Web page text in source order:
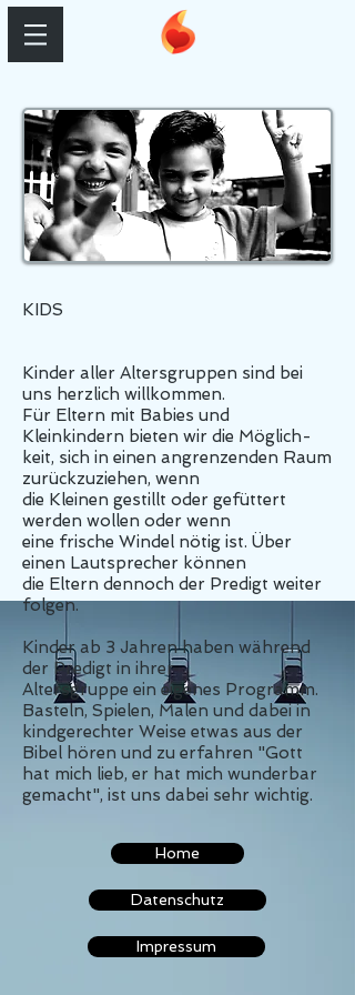
KIDS
Kinder aller Altersgruppen sind bei
uns herzlich willkommen.
Für Eltern mit Babies und
Kleinkindern bieten wir die Möglich-
keit, sich in einen angrenzenden Raum
zurückzuziehen, wenn
die Kleinen gestillt oder gefüttert
werden wollen oder wenn
eine frische Windel nötig ist. Über
einen Lautsprecher können
die Eltern dennoch der Predigt weiter
folgen.
Kinder ab 3 Jahren haben während
der Predigt in ihrer
Altersgruppe ein eigenes Programm.
Basteln, Spielen, Malen und dabei in
kindgerechter Weise etwas aus der
Bibel hören und zu erfahren "Gott
hat mich lieb, er hat mich wunderbar
gemacht", ist uns dabei sehr wichtig.
Home
Datenschutz
Impressum